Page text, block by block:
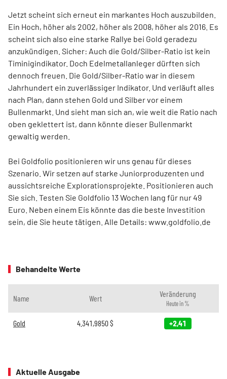
Jetzt scheint sich erneut ein markantes Hoch auszubilden.
Ein Hoch, höher als 2002, höher als 2008, höher als 2016. Es
scheint sich also eine starke Rallye bei Gold geradezu
anzukündigen. Sicher: Auch die Gold/Silber-Ratio ist kein
Timinigindikator. Doch Edelmetallanleger dürften sich
dennoch freuen. Die Gold/Silber-Ratio war in diesem
Jahrhundert ein zuverlässiger Indikator. Und verläuft alles
nach Plan, dann stehen Gold und Silber vor einem
Bullenmarkt. Und sieht man sich an, wie weit die Ratio nach
oben geklettert ist, dann könnte dieser Bullenmarkt
gewaltig werden.
Bei Goldfolio positionieren wir uns genau für dieses
Szenario. Wir setzen auf starke Juniorproduzenten und
aussichtsreiche Explorationsprojekte. Positionieren auch
Sie sich. Testen Sie Goldfolio 13 Wochen lang für nur 49
Euro. Neben einem Eis könnte das die beste Investition
sein, die Sie heute tätigen. Alle Details: www.goldfolio.de
Behandelte Werte
Name Wert Veränderung
Heute in %
Gold 4.341,9850$ +2,41
Aktuelle Ausgabe